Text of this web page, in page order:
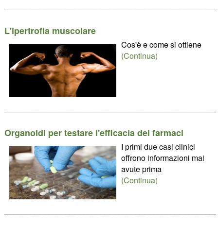
L'ipertrofia muscolare
Cos'è e come si ottiene
(Continua)
Organoidi per testare l'efficacia dei farmaci
I primi due casi clinici
offrono informazioni mai
avute prima
(Continua)